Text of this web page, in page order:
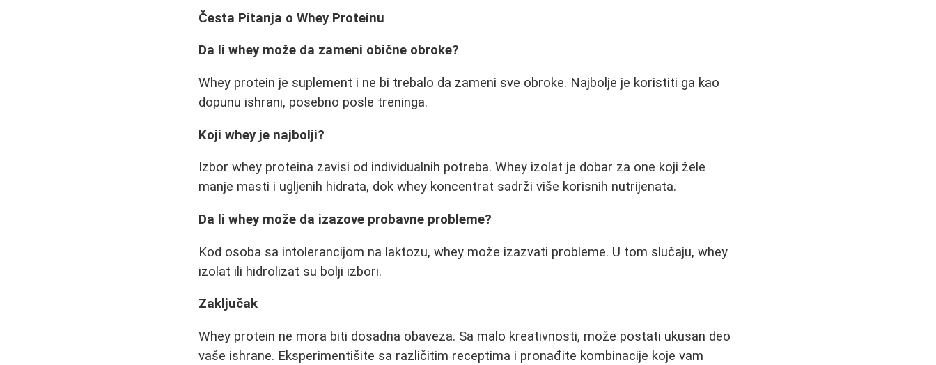
Česta Pitanja o Whey Proteinu
Da li whey može da zameni obične obroke?
Whey protein je suplement i ne bi trebalo da zameni sve obroke. Najbolje je koristiti ga kao
dopunu ishrani, posebno posle treninga.
Koji whey je najbolji?
Izbor whey proteina zavisi od individualnih potreba. Whey izolat je dobar za one koji žele
manje masti i ugljenih hidrata, dok whey koncentrat sadrži više korisnih nutrijenata.
Da li whey može da izazove probavne probleme?
Kod osoba sa intolerancijom na laktozu, whey može izazvati probleme. U tom slučaju, whey
izolat ili hidrolizat su bolji izbori.
Zaključak
Whey protein ne mora biti dosadna obaveza. Sa malo kreativnosti, može postati ukusan deo
vaše ishrane. Eksperimentišite sa različitim receptima i pronađite kombinacije koje vam